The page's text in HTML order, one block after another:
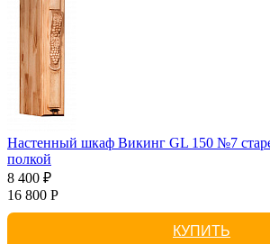
Настенный шкаф Викинг GL 150 №7
полкой
8 400 ₽
16 800 Р
КУПИТЬ